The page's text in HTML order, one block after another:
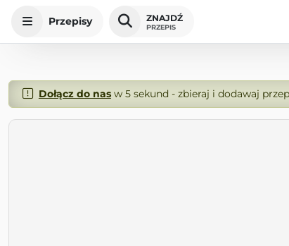
Przepisy ZNAJDŹ
PRZEPIS
Dołącz do nasw 5 sekund - zbieraj i dodawaj